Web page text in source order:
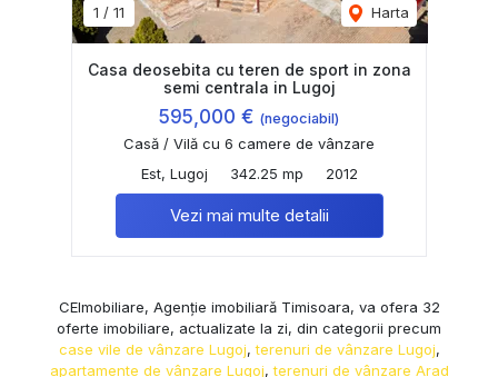
1 / 11 Harta
Casa deosebita cu teren de sport in zona
semi centrala in Lugoj
595,000 € (negociabil)
Casă / Vilă cu 6 camere de vânzare
Est, Lugoj
342.25 mp 2012
Vezi mai multe detalii
CEImobiliare, Agenție imobiliară Timisoara, va ofera 32
oferte imobiliare, actualizate la zi, din categorii precum
case vile de vânzare Lugoj,terenuri de vânzare Lugoj,
apartamente de vânzare Lugoj,terenuri de vânzare Arad